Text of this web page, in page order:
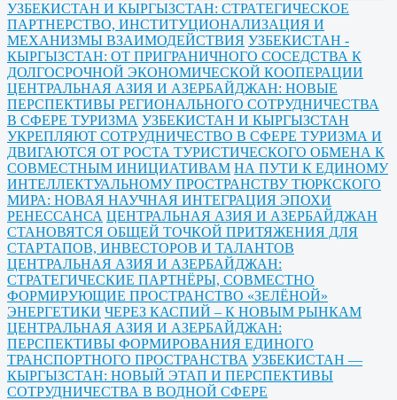
УЗБЕКИСТАН И КЫРГЫЗСТАН: СТРАТЕГИЧЕСКОЕ
ПАРТНЕРСТВО, ИНСТИТУЦИОНАЛИЗАЦИЯ И
МЕХАНИЗМЫ ВЗАИМОДЕЙСТВИЯ УЗБЕКИСТАН -
КЫРГЫЗСТАН: ОТ ПРИГРАНИЧНОГО СОСЕДСТВА К
ДОЛГОСРОЧНОЙ ЭКОНОМИЧЕСКОЙ КООПЕРАЦИИ
ЦЕНТРАЛЬНАЯ АЗИЯ И АЗЕРБАЙДЖАН: НОВЫЕ
ПЕРСПЕКТИВЫ РЕГИОНАЛЬНОГО СОТРУДНИЧЕСТВА
В СФЕРЕ ТУРИЗМА УЗБЕКИСТАН И КЫРГЫЗСТАН
УКРЕПЛЯЮТ СОТРУДНИЧЕСТВО В СФЕРЕ ТУРИЗМА И
ДВИГАЮТСЯ ОТ РОСТА ТУРИСТИЧЕСКОГО ОБМЕНА К
СОВМЕСТНЫМ ИНИЦИАТИВАМ НА ПУТИ К ЕДИНОМУ
ИНТЕЛЛЕКТУАЛЬНОМУ ПРОСТРАНСТВУ ТЮРКСКОГО
МИРА: НОВАЯ НАУЧНАЯ ИНТЕГРАЦИЯ ЭПОХИ
РЕНЕССАНСА ЦЕНТРАЛЬНАЯ АЗИЯ И АЗЕРБАЙДЖАН
СТАНОВЯТСЯ ОБЩЕЙ ТОЧКОЙ ПРИТЯЖЕНИЯ ДЛЯ
СТАРТАПОВ, ИНВЕСТОРОВ И ТАЛАНТОВ
ЦЕНТРАЛЬНАЯ АЗИЯ И АЗЕРБАЙДЖАН:
СТРАТЕГИЧЕСКИЕ ПАРТНЁРЫ, СОВМЕСТНО
ФОРМИРУЮЩИЕ ПРОСТРАНСТВО «ЗЕЛЁНОЙ»
ЭНЕРГЕТИКИ ЧЕРЕЗ КАСПИЙ – К НОВЫМ РЫНКАМ
ЦЕНТРАЛЬНАЯ АЗИЯ И АЗЕРБАЙДЖАН:
ПЕРСПЕКТИВЫ ФОРМИРОВАНИЯ ЕДИНОГО
ТРАНСПОРТНОГО ПРОСТРАНСТВА УЗБЕКИСТАН —
КЫРГЫЗСТАН: НОВЫЙ ЭТАП И ПЕРСПЕКТИВЫ
СОТРУДНИЧЕСТВА В ВОДНОЙ СФЕРЕ